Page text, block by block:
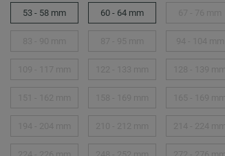
53 - 58 mm 60 - 64 mm